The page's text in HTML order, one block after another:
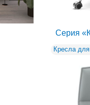
Серия
Кресла